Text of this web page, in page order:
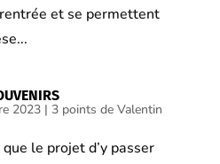
et se permettent
2023| 3 points de Valentin
le projet d’y passer